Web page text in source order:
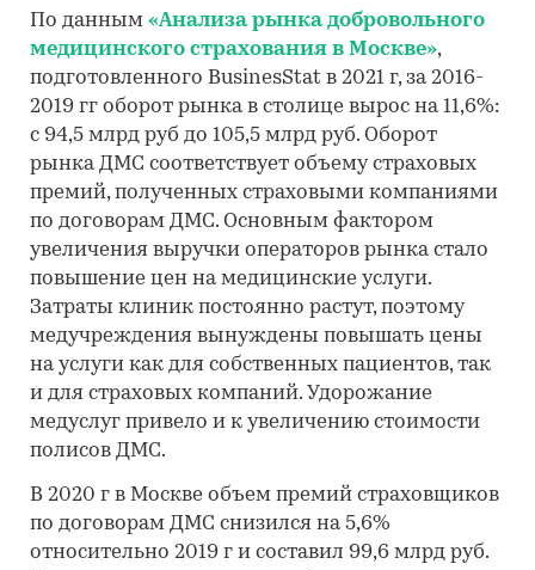
По данным «Анализа рынка добровольного
медицинского страхования в Москве»,
подготовленного BusinesStat в 2021 г, за 2016-
2019 гг оборот рынка в столице вырос на 11,6%:
с 94,5 млрд руб до 105,5 млрд руб. Оборот
рынка ДМС соответствует объему страховых
премий, полученных страховыми компаниями
по договорам ДМС. Основным фактором
увеличения выручки операторов рынка стало
повышение цен на медицинские услуги.
Затраты клиник постоянно растут, поэтому
медучреждения вынуждены повышать цены
на услуги как для собственных пациентов, так
и для страховых компаний. Удорожание
медуслуг привело и к увеличению стоимости
полисов ДМС.
В 2020 г в Москве объем премий страховщиков
по договорам ДМС снизился на 5,6%
относительно 2019 г и составил 99,6 млрд руб.